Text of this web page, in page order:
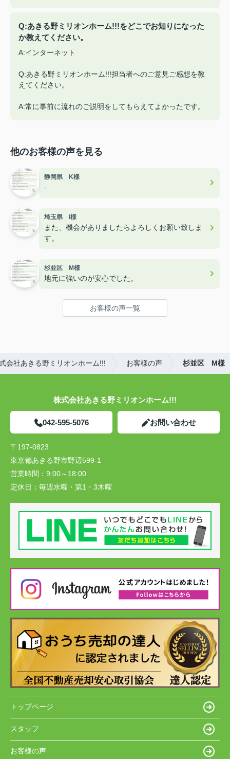
Q:あきる野ミリオンホーム!!!をどこでお知りになった
か教えてください。
A:インターネット
Q:あきる野ミリオンホーム!!!担当者へのご意見ご感想を教
えてください。
A:常に事前に流れのご説明をしてもらえてよかったです。
他のお客様の声を見る
静岡県 K様
-
埼玉県 I様
また、機会がありましたらよろしくお願い致しま
す。
杉並区 M様
地元に強いのが安心でした。
お客様の声一覧
会社あきる野ミリオンホーム!!! お客様の声 杉並区 M様
株式会社あきる野ミリオンホーム!!!
042-595-5076 お問い合わせ
〒197-0823
東京都あきる野市野辺599-1
営業時間： 9:00～18:00
定休日： 毎週水曜・第1・3木曜
トップページ
スタッフ
お客様の声